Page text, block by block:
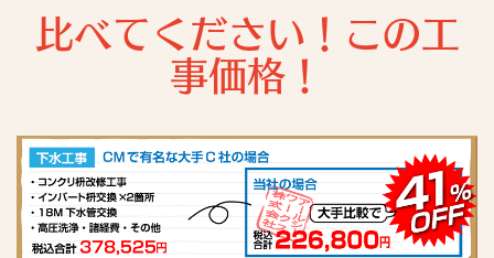
比べてください！この工
事価格！